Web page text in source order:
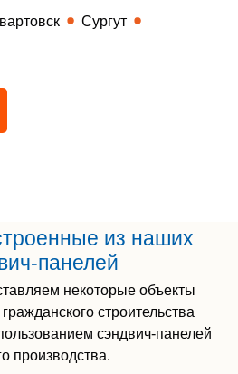
Сургут
из наших
панелей
некоторые объекты
строительства
сэндвич-панелей
производства.